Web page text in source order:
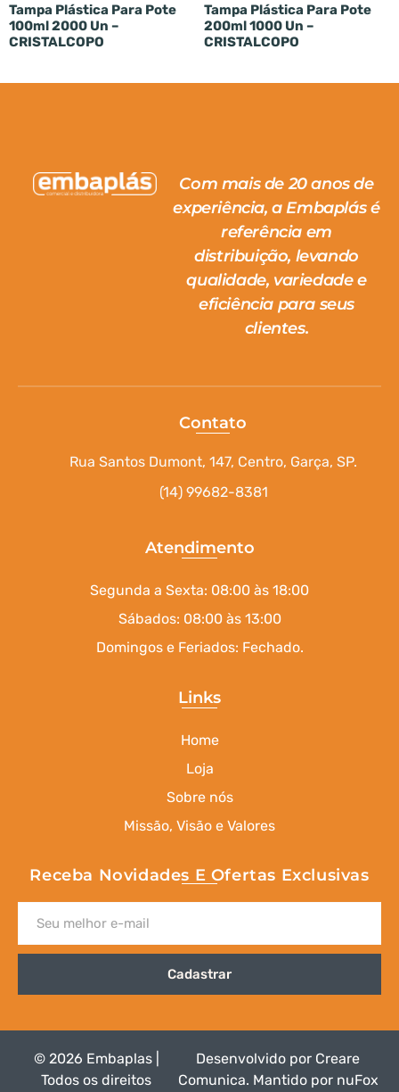
Tampa Plástica Para Pote
100ml 2000 Un –
CRISTALCOPO
Tampa Plástica Para Pote
200ml 1000 Un –
CRISTALCOPO
Com mais de 20 anos de
experiência, a Embaplás é
referência em
distribuição, levando
qualidade, variedade e
eficiência para seus
clientes.
Contato
Rua Santos Dumont, 147, Centro, Garça, SP.
(14) 99682-8381
Atendimento
Segunda a Sexta: 08:00 às 18:00
Sábados: 08:00 às 13:00
Domingos e Feriados: Fechado.
Links
Home
Loja
Sobre nós
Missão, Visão e Valores
Receba Novidades E Ofertas Exclusivas
Cadastrar
© 2026 Embaplas |
Todos os direitos
Desenvolvido por Creare
Comunica. Mantido por nuFox